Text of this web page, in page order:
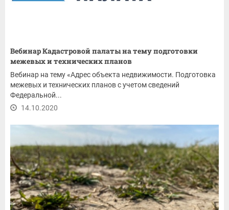
Вебинар Кадастровой палаты на тему подготовки
межевых и технических планов
Вебинар на тему «Адрес объекта недвижимости. Подготовка
межевых и технических планов с учетом сведений
Федеральной...
14.10.2020